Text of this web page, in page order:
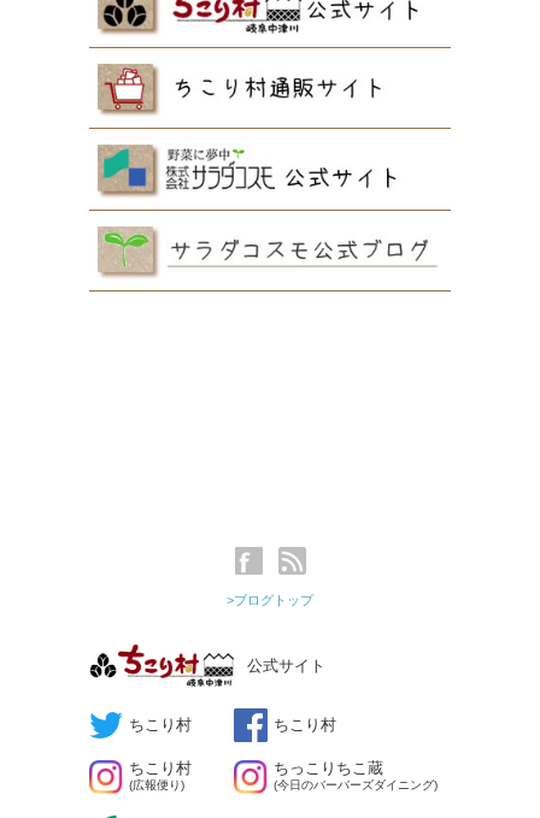
>ブログトップ
公式サイト
ちこり村 ちこり村
ちこり村
(広報便り)
ちっこりちこ蔵
(今日のバーバーズダイニング)